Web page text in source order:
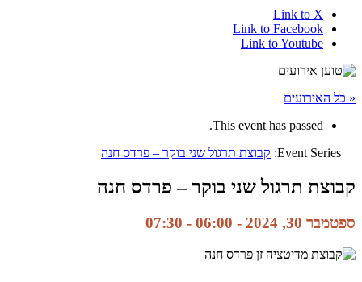
Link to X
Link to Facebook
Link to Youtube
« כל האירועים
This event has passed.
Event Series: קבוצת תרגול שני בוקר – פרדס חנה
קבוצת תרגול שני בוקר – פרדס חנה
ספטמבר 30, 2024 - 06:00 -
07:30